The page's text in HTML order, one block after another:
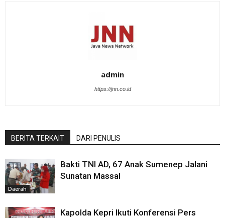
admin
https://jnn.co.id
BERITA TERKAIT DARI PENULIS
Daerah
Bakti TNI AD, 67 Anak Sumenep Jalani
Sunatan Massal
Kapolda Kepri Ikuti Konferensi Pers